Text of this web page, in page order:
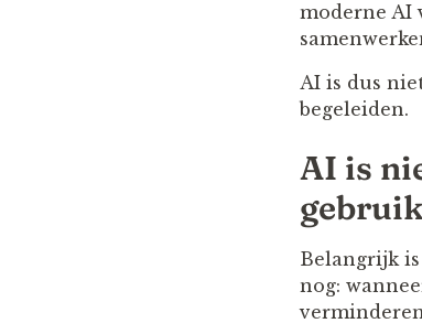
moderne AI
AI is dus
begeleiden.
AI is
Belangrijk
nog: